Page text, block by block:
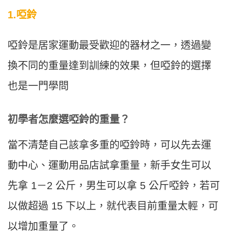
1.啞鈴
啞鈴是居家運動最受歡迎的器材之一，透過變
換不同的重量達到訓練的效果，但啞鈴的選擇
也是一門學問
初學者怎麼選啞鈴的重量？
當不清楚自己該拿多重的啞鈴時，可以先去運
動中心、運動用品店試拿重量，新手女生可以
先拿 1－2 公斤，男生可以拿 5 公斤啞鈴，若可
以做超過 15 下以上，就代表目前重量太輕，可
以增加重量了。